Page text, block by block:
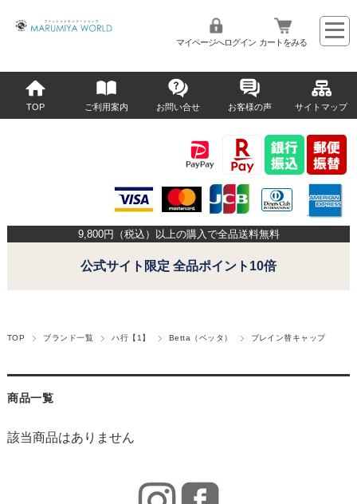
マイページへログイン カートをみる
TOP ご利用案内 お問い合せ お客様の声 サイトマップ
9,800円（税込）以上の購入で全品送料無料
公式サイト限定 全品ポイント10倍
TOP ブランド一覧 ハ行【1】 Betta（ベッタ） ブレイン替キャップ
商品一覧
該当商品はありません